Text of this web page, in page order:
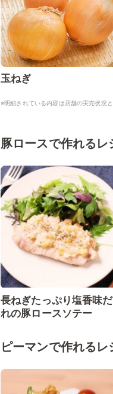
玉ねぎ
※明細されている内容は店舗の実売状況
豚ロースで作れるレ
長ねぎたっぷり塩香味だ
れの豚ロースソテー
ピーマンで作れるレ